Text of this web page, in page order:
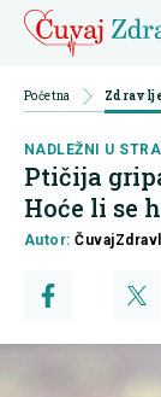
Početna
NADLEŽNI U
Ptičija
Hoće li se
Autor: